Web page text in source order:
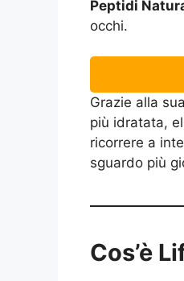
Peptidi
occhi.
Grazie alla
più idratata,
ricorrere a
sguardo più
Cos’è